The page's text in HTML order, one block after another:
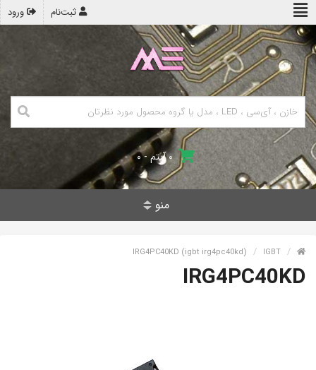
ورود ثبت‌نام
۰ آیتم - ۰
منو
IGBT
IRG4PC40KD (igbt irg4pc40kd)
IRG4PC40KD